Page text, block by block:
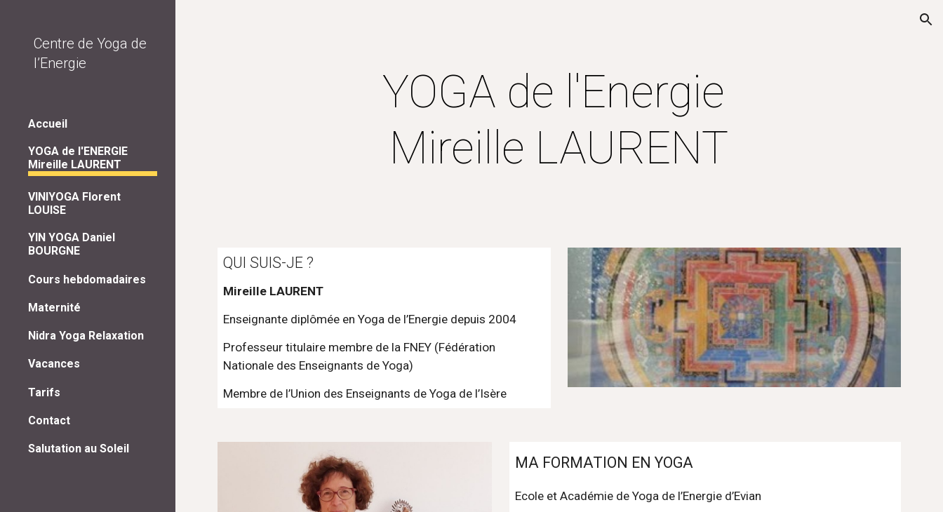
Centre de Yoga de
l’Energie
Accueil
YOGA de l'ENERGIE
Mireille LAURENT
VINIYOGA Florent
LOUISE
YIN YOGA Daniel
BOURGNE
Cours hebdomadaires
Maternité
Nidra Yoga Relaxation
Vacances
Tarifs
Contact
Salutation au Soleil
YOGA de l'Energie
Mireille LAURENT
QUI SUIS-JE ?
Mireille LAURENT
Enseignante diplômée en Yoga de l’Energie depuis 2004
Professeur titulaire membre de la FNEY (Fédération
Nationale des Enseignants de Yoga)
Membre de l’Union des Enseignants de Yoga de l’Isère
MA FORMATION EN YOGA
Ecole et Académie de Yoga de l’Energie d’Evian